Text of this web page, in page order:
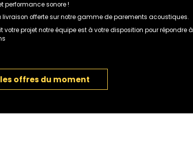
performance sonore !
livraison offerte sur notre gamme de parements acoustiques.
votre projet notre équipe est à votre disposition pour répondre à
offres du moment